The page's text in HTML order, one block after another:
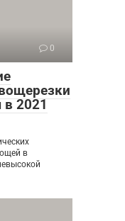
0
2021
в